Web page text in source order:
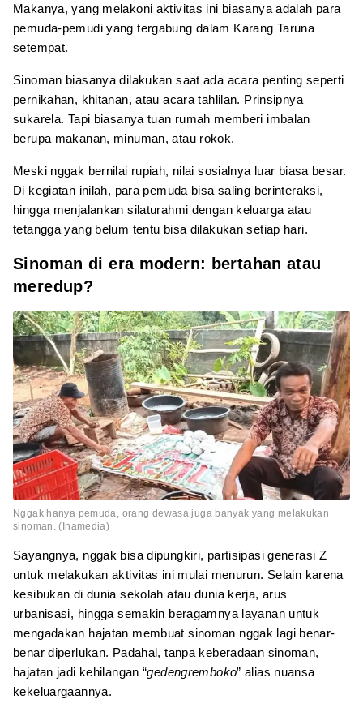
Makanya, yang melakoni aktivitas ini biasanya adalah para
pemuda-pemudi yang tergabung dalam Karang Taruna
setempat.
Sinoman biasanya dilakukan saat ada acara penting seperti
pernikahan, khitanan, atau acara tahlilan. Prinsipnya
sukarela. Tapi biasanya tuan rumah memberi imbalan
berupa makanan, minuman, atau rokok.
Meski nggak bernilai rupiah, nilai sosialnya luar biasa besar.
Di kegiatan inilah, para pemuda bisa saling berinteraksi,
hingga menjalankan silaturahmi dengan keluarga atau
tetangga yang belum tentu bisa dilakukan setiap hari.
Sinoman di era modern: bertahan atau
meredup?
Nggak hanya pemuda, orang dewasa juga banyak yang melakukan
sinoman. (Inamedia)
Sayangnya, nggak bisa dipungkiri, partisipasi generasi Z
untuk melakukan aktivitas ini mulai menurun. Selain karena
kesibukan di dunia sekolah atau dunia kerja, arus
urbanisasi, hingga semakin beragamnya layanan untuk
mengadakan hajatan membuat sinoman nggak lagi benar-
benar diperlukan. Padahal, tanpa keberadaan sinoman,
hajatan jadi kehilangan “gedengremboko” alias nuansa
kekeluargaannya.